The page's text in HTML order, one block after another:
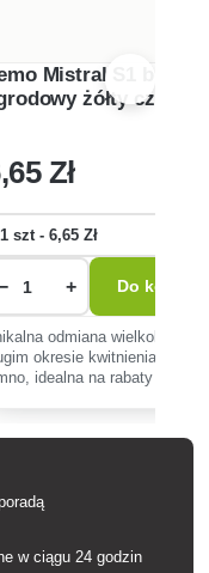
Mistral S1 bratek
żółty
,65 Zł
+ Do
odmiana
okresie kwitnienia,
idealna na rabaty i do
w ciągu 24 godzin